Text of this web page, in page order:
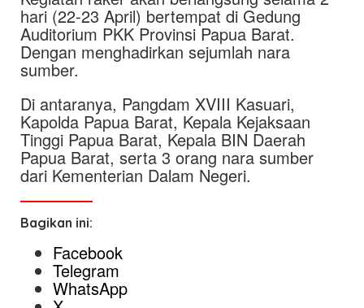
hari (22-23 April) bertempat di Gedung
Auditorium PKK Provinsi Papua Barat.
Dengan menghadirkan sejumlah nara
sumber.
Di antaranya, Pangdam XVIII Kasuari,
Kapolda Papua Barat, Kepala Kejaksaan
Tinggi Papua Barat, Kepala BIN Daerah
Papua Barat, serta 3 orang nara sumber
dari Kementerian Dalam Negeri.
Bagikan ini:
Facebook
Telegram
WhatsApp